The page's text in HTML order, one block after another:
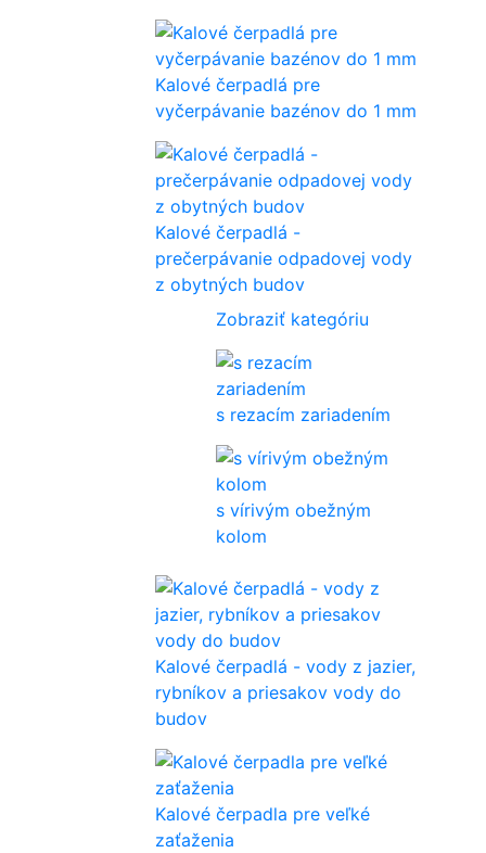
Kalové čerpadlá pre
vyčerpávanie bazénov do 1 mm
Kalové čerpadlá -
prečerpávanie odpadovej vody
z obytných budov
Zobraziť kategóriu
s rezacím zariadením
s vírivým obežným
kolom
Kalové čerpadlá - vody z jazier,
rybníkov a priesakov vody do
budov
Kalové čerpadla pre veľké
zaťaženia